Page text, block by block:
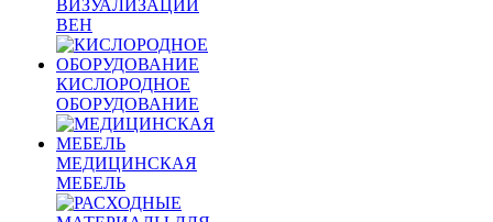
ВИЗУАЛИЗАЦИИ
ВЕН
КИСЛОРОДНОЕ
ОБОРУДОВАНИЕ
МЕДИЦИНСКАЯ
МЕБЕЛЬ